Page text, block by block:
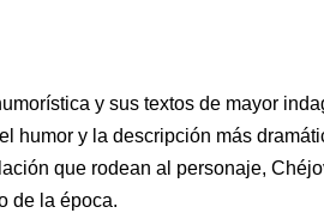
y sus textos de mayor
humor y la descripción más
que rodean al personaje,
de la época.